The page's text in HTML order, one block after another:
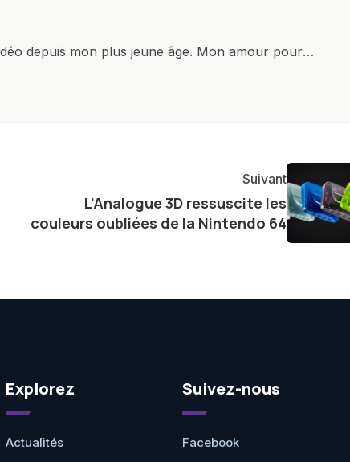
depuis mon plus jeune âge. Mon amour pour
explorer constamment les dernières avancées dans
envers l'exploration constante des frontières
aux lecteurs un aperçu captivant de ce que
Suivant
L'Analogue 3D ressuscite les
couleurs oubliées de la Nintendo 64
Explorez
Actualités
Suivez-nous
Facebook